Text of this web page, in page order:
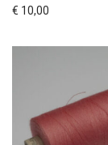
€ 10,00